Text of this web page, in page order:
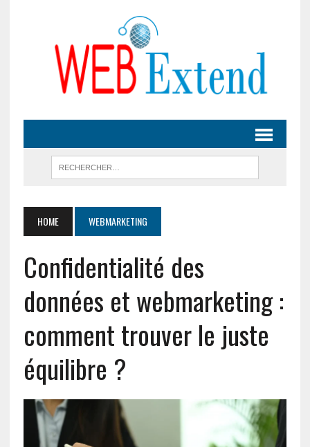
HOME WEBMARKETING
Confidentialité des
données et webmarketing :
comment trouver le juste
équilibre ?